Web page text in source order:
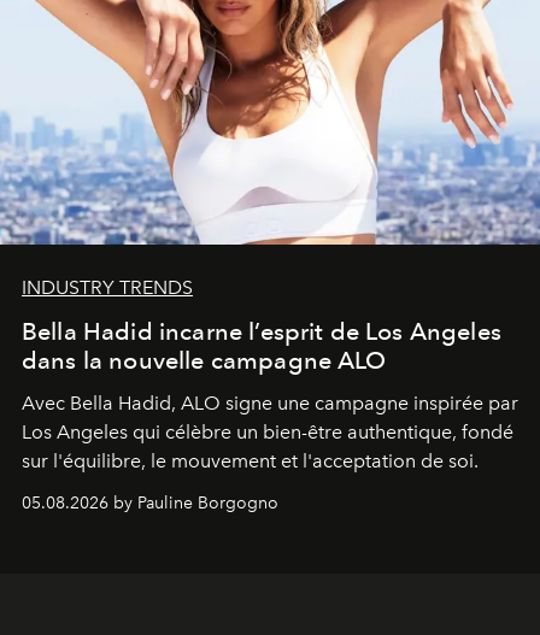
INDUSTRY TRENDS
Bella Hadid incarne l’esprit de Los Angeles
dans la nouvelle campagne ALO
Avec Bella Hadid, ALO signe une campagne inspirée par
Los Angeles qui célèbre un bien-être authentique, fondé
sur l'équilibre, le mouvement et l'acceptation de soi.
05.08.2026 by Pauline Borgogno